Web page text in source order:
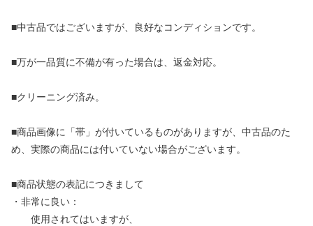
■中古品ではございますが、良好なコンディションです。
■万が一品質に不備が有った場合は、返金対応。
■クリーニング済み。
■商品画像に「帯」が付いているものがありますが、中古品のた
め、実際の商品には付いていない場合がございます。
■商品状態の表記につきまして
・非常に良い：
使用されてはいますが、